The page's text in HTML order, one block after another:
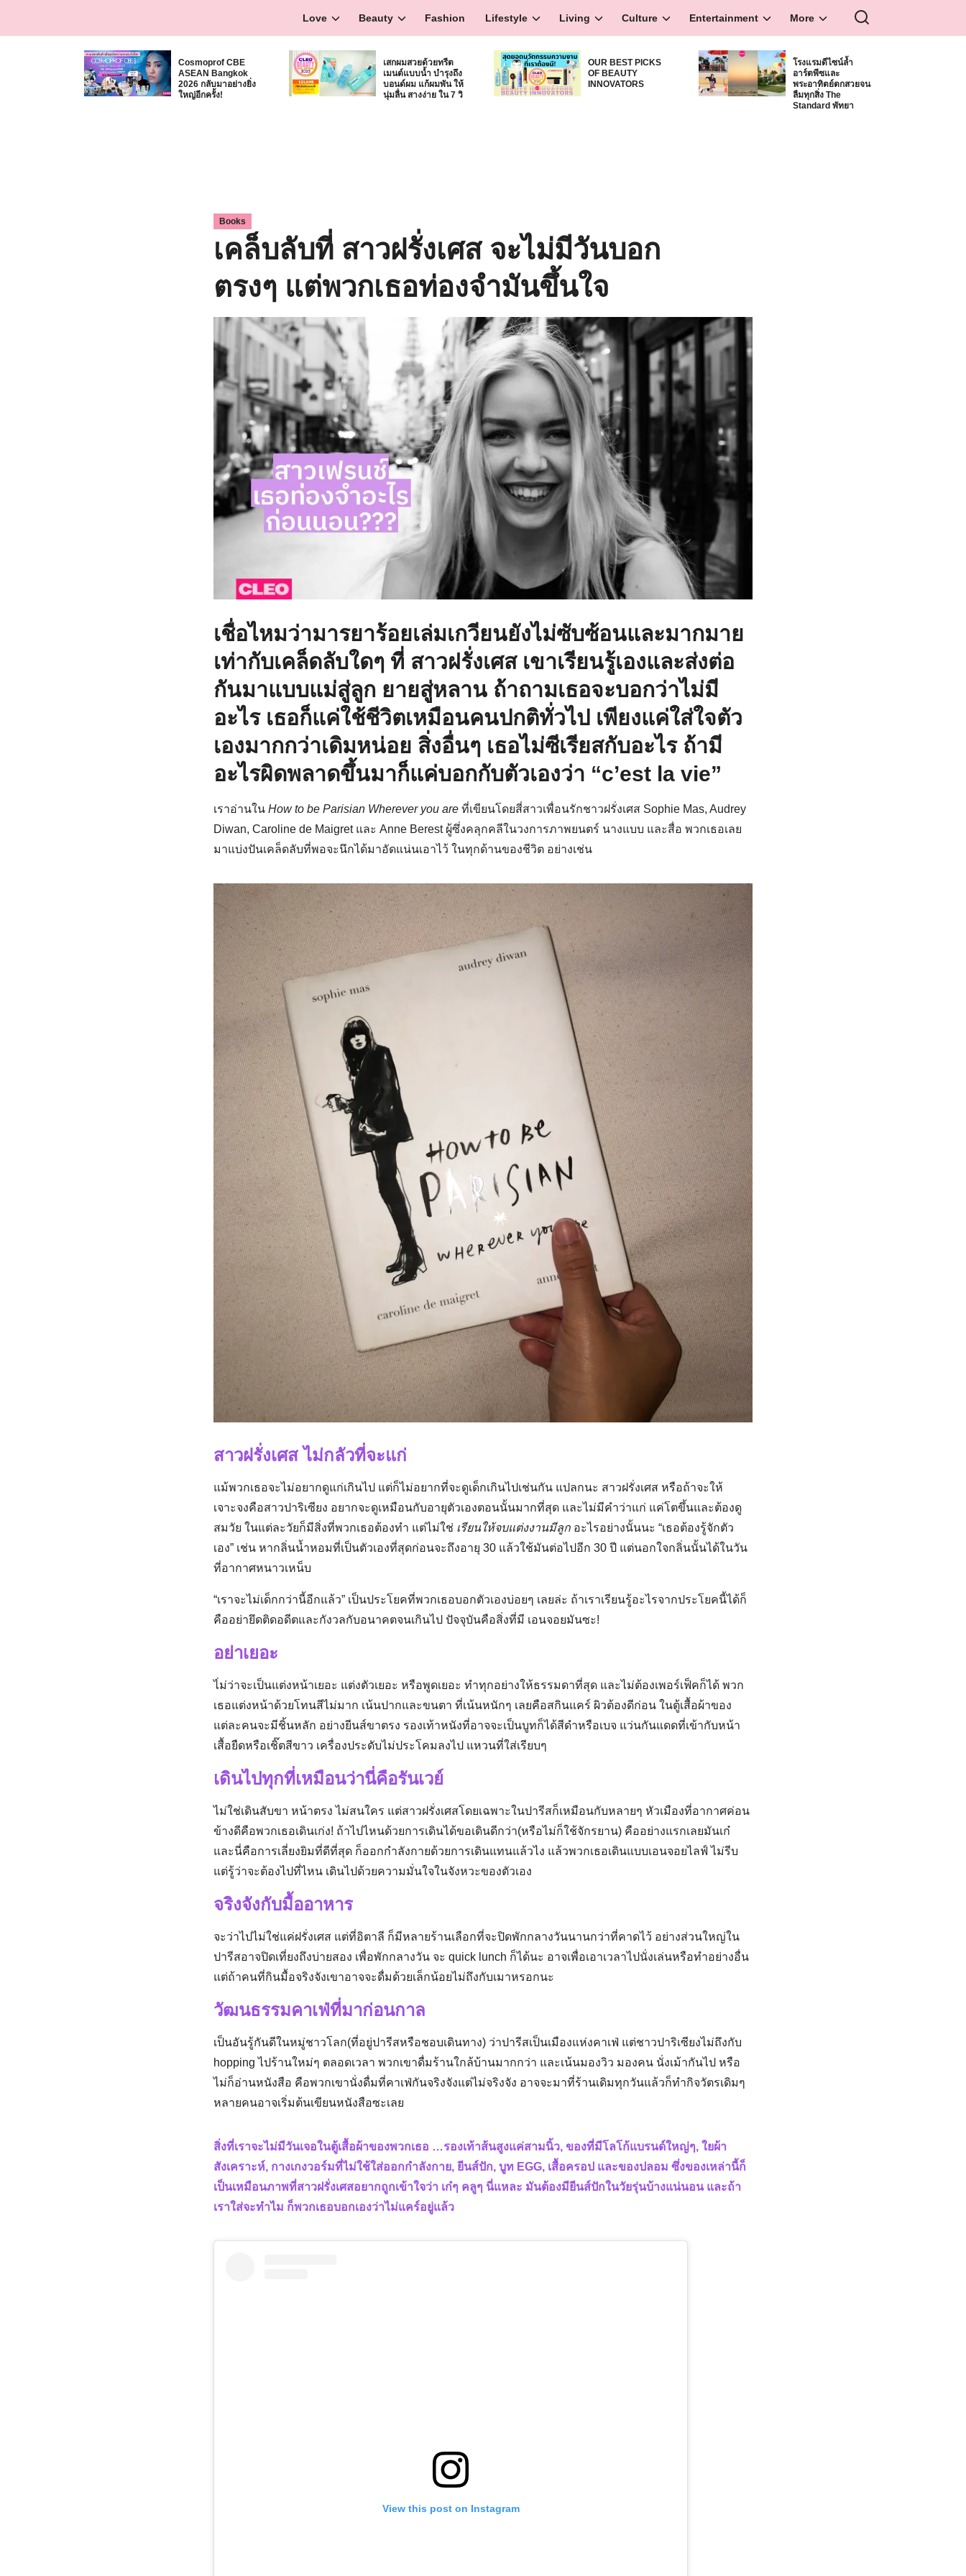
Love Beauty Fashion Lifestyle Living Culture Entertainment More
Search
Cosmoprof CBE
ASEAN Bangkok
2026 กลับมาอย่างยิ่ง
ใหญ่อีกครั้ง!
เสกผมสวยด้วยทรีต
เมนต์แบบน้ำ บำรุงถึง
บอนด์ผม แก้ผมพัน ให้
นุ่มลื่น สางง่าย ใน 7 วิ
OUR BEST PICKS
OF BEAUTY
INNOVATORS
โรงแรมดีไซน์ล้ำ
อาร์ตพีซและ
พระอาทิตย์ตกสวยจน
ลืมทุกสิ่ง The
Standard พัทยา
Books
เคล็บลับที่ สาวฝรั่งเศส จะไม่มีวันบอก
ตรงๆ แต่พวกเธอท่องจำมันขึ้นใจ
เชื่อไหมว่ามารยาร้อยเล่มเกวียนยังไม่ซับซ้อนและมากมาย
เท่ากับเคล็ดลับใดๆ ที่ สาวฝรั่งเศส เขาเรียนรู้เองและส่งต่อ
กันมาแบบแม่สู่ลูก ยายสู่หลาน ถ้าถามเธอจะบอกว่าไม่มี
อะไร เธอก็แค่ใช้ชีวิตเหมือนคนปกติทั่วไป เพียงแค่ใส่ใจตัว
เองมากกว่าเดิมหน่อย สิ่งอื่นๆ เธอไม่ซีเรียสกับอะไร ถ้ามี
อะไรผิดพลาดขึ้นมาก็แค่บอกกับตัวเองว่า “c’est la vie”
เราอ่านใน How to be Parisian Wherever you are ที่เขียนโดยสี่สาวเพื่อนรักชาวฝรั่งเศส Sophie Mas, Audrey
Diwan, Caroline de Maigret และ Anne Berest ผู้ซึ่งคลุกคลีในวงการภาพยนตร์ นางแบบ และสื่อ พวกเธอเลย
มาแบ่งปันเคล็ดลับที่พอจะนึกได้มาอัดแน่นเอาไว้ ในทุกด้านของชีวิต อย่างเช่น
สาวฝรั่งเศส ไม่กลัวที่จะแก่
แม้พวกเธอจะไม่อยากดูแก่เกินไป แต่ก็ไม่อยากที่จะดูเด็กเกินไปเช่นกัน แปลกนะ สาวฝรั่งเศส หรือถ้าจะให้
เจาะจงคือสาวปาริเซียง อยากจะดูเหมือนกับอายุตัวเองตอนนั้นมากที่สุด และไม่มีคำว่าแก่ แค่โตขึ้นและต้องดู
สมวัย ในแต่ละวัยก็มีสิ่งที่พวกเธอต้องทำ แต่ไม่ใช่ เรียนให้จบแต่งงานมีลูก อะไรอย่างนั้นนะ “เธอต้องรู้จักตัว
เอง” เช่น หากลิ่นน้ำหอมที่เป็นตัวเองที่สุดก่อนจะถึงอายุ 30 แล้วใช้มันต่อไปอีก 30 ปี แต่นอกใจกลิ่นนั้นได้ในวัน
ที่อากาศหนาวเหน็บ
“เราจะไม่เด็กกว่านี้อีกแล้ว” เป็นประโยคที่พวกเธอบอกตัวเองบ่อยๆ เลยล่ะ ถ้าเราเรียนรู้อะไรจากประโยคนี้ได้ก็
คืออย่ายึดติดอดีตและกังวลกับอนาคตจนเกินไป ปัจจุบันคือสิ่งที่มี เอนจอยมันซะ!
อย่าเยอะ
ไ่ม่ว่าจะเป็นแต่งหน้าเยอะ แต่งตัวเยอะ หรือพูดเยอะ ทำทุกอย่างให้ธรรมดาที่สุด และไม่ต้องเพอร์เฟ็คก็ได้ พวก
เธอแต่งหน้าด้วยโทนสีไม่มาก เน้นปากและขนตา ที่เน้นหนักๆ เลยคือสกินแคร์ ผิวต้องดีก่อน ในตู้เสื้อผ้าของ
แต่ละคนจะมีชิ้นหลัก อย่างยีนส์ขาตรง รองเท้าหนังที่อาจจะเป็นบูทก็ได้สีดำหรือเบจ แว่นกันแดดที่เข้ากับหน้า
เสื้อยืดหรือเชิ๊ตสีขาว เครื่องประดับไม่ประโคมลงไป แหวนที่ใส่เรียบๆ
เดินไปทุกที่เหมือนว่านี่คือรันเวย์
ไม่ใช่เดินสับขา หน้าตรง ไม่สนใคร แต่สาวฝรั่งเศสโดยเฉพาะในปารีสก็เหมือนกับหลายๆ หัวเมืองที่อากาศค่อน
ข้างดีคือพวกเธอเดินเก่ง! ถ้าไปไหนด้วยการเดินได้ขอเดินดีกว่า(หรือไม่ก็ใช้จักรยาน) คืออย่างแรกเลยมันเก๋
และนี่คือการเลี่ยงยิมที่ดีที่สุด ก็ออกกำลังกายด้วยการเดินแทนแล้วไง แล้วพวกเธอเดินแบบเอนจอยไลฟ์ ไม่รีบ
แต่รู้ว่าจะต้องไปที่ไหน เดินไปด้วยความมั่นใจในจังหวะของตัวเอง
จริงจังกับมื้ออาหาร
จะว่าไปไม่ใช่แค่ฝรั่งเศส แต่ที่อิตาลี ก็มีหลายร้านเลือกที่จะปิดพักกลางวันนานกว่าที่คาดไว้ อย่างส่วนใหญ่ใน
ปารีสอาจปิดเที่ยงถึงบ่ายสอง เพื่อพักกลางวัน จะ quick lunch ก็ได้นะ อาจเพื่อเอาเวลาไปนั่งเล่นหรือทำอย่างอื่น
แต่ถ้าคนที่กินมื้อจริงจังเขาอาจจะดื่มด้วยเล็กน้อยไม่ถึงกับเมาหรอกนะ
วัฒนธรรมคาเฟ่ที่มาก่อนกาล
เป็นอันรู้กันดีในหมู่ชาวโลก(ที่อยู่ปารีสหรือชอบเดินทาง) ว่าปารีสเป็นเมืองแห่งคาเฟ่ แต่ชาวปาริเซียงไม่ถึงกับ
hopping ไปร้านใหม่ๆ ตลอดเวลา พวกเขาดื่มร้านใกล้บ้านมากกว่า และเน้นมองวิว มองคน นั่งเม้ากันไป หรือ
ไม่ก็อ่านหนังสือ คือพวกเขานั่งดื่มที่คาเฟ่กันจริงจังแต่ไม่จริงจัง อาจจะมาที่ร้านเดิมทุกวันแล้วก็ทำกิจวัตรเดิมๆ
หลายคนอาจเริ่มต้นเขียนหนังสือซะเลย
สิ่งที่เราจะไม่มีวันเจอในตู้เสื้อผ้าของพวกเธอ …รองเท้าส้นสูงแค่สามนิ้ว, ของที่มีโลโก้แบรนด์ใหญ่ๆ, ใยผ้า
สังเคราะห์, กางเกงวอร์มที่ไม่ใช้ใส่ออกกำลังกาย, ยีนส์ปัก, บูท EGG, เสื้อครอป และของปลอม ซึ่งของเหล่านี้ก็
เป็นเหมือนภาพที่สาวฝรั่งเศสอยากถูกเข้าใจว่า เก๋ๆ คลูๆ นี่แหละ มันต้องมียีนส์ปักในวัยรุ่นบ้างแน่นอน และถ้า
เราใส่จะทำไม ก็พวกเธอบอกเองว่าไม่แคร์อยู่แล้ว
View this post on Instagram